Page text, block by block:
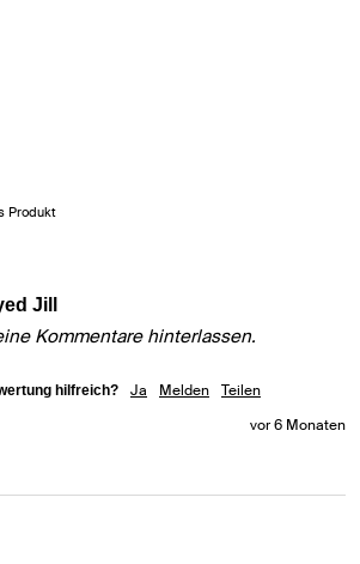
Produkt
Jill
Kommentare hinterlassen.
hilfreich? Ja Melden
Teilen
vor 6 Monaten